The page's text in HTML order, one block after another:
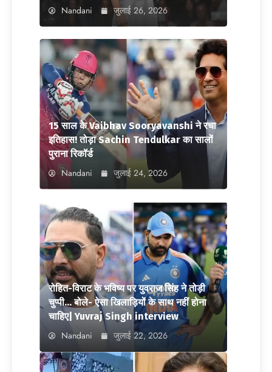
Nandani जुलाई 26, 2026
15 साल के Vaibhav Sooryavanshi ने रचा
इतिहास! तोड़ा Sachin Tendulkar का सालों
पुराना रिकॉर्ड
Nandani जुलाई 24, 2026
रोहित-विराट के भविष्य पर युवराज सिंह ने तोड़ी
चुप्पी… बोले- ऐसा खिलाड़ियों के साथ नहीं होना
चाहिए| Yuvraj Singh interview
Nandani जुलाई 22, 2026